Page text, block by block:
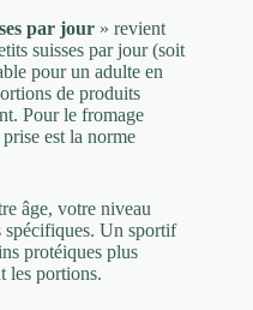
par jour » revient
suisses par jour (soit
pour un adulte en
de produits
Pour le fromage
est la norme
âge, votre niveau
spécifiques. Un sportif
protéiques plus
les portions.